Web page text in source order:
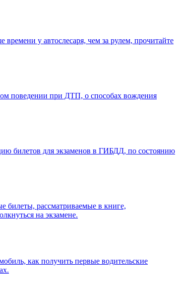
у автослесаря, чем за рулем, прочитайте
поведении при ДТП, о способах вождения
билетов для экзаменов в ГИБДД, по состоянию
билеты, рассматриваемые в книге,
на экзамене.
как получить первые водительские